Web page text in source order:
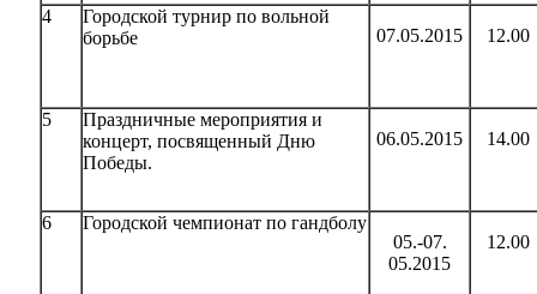
4
Городской турнир по вольной
борьбе
07.05.2015 12.00
5
Праздничные мероприятия и
концерт, посвященный Дню
Победы.
06.05.2015 14.00
6
Городской чемпионат по гандболу
05.-07.
05.2015
12.00